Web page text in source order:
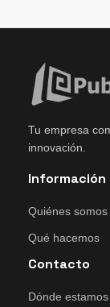
Tu empresa
innovación.
Información
Quiénes somos
Qué hacemos
Contacto
Dónde estamos